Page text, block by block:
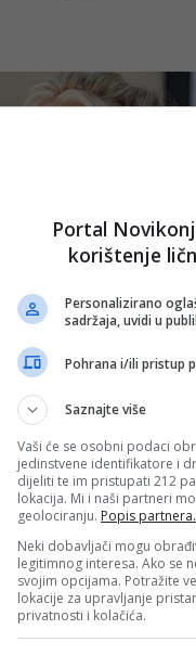
same ideje pa sve do
dizajnerima koji su
čija su vizija,
buduće generacije.
Portal
korištenje
Personalizirano
sadržaja, uvidi u
Pohrana i/ili pristup
Saznajte više
Vaši će se osobni podaci
jedinstvene identifikatore i
dijeliti te im pristupati 212
lokacija. Mi i naši partneri
geolociranju. Popis partnera.
Neki dobavljači mogu
legitimnog interesa. Ako se
svojim opcijama. Potražite
lokacije za upravljanje
privatnosti i kolačića.